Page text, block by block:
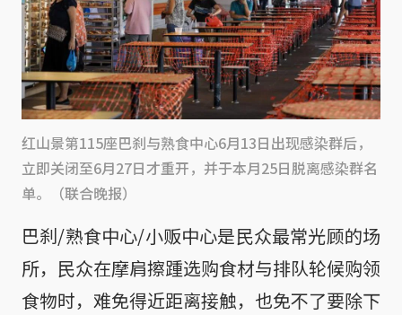
红山景第115座巴刹与熟食中心6月13日出现感染群后，
立即关闭至6月27日才重开，并于本月25日脱离感染群名
单。（联合晚报）
巴刹/熟食中心/小贩中心是民众最常光顾的场
所，民众在摩肩擦踵选购食材与排队轮候购领
食物时，难免得近距离接触，也免不了要除下